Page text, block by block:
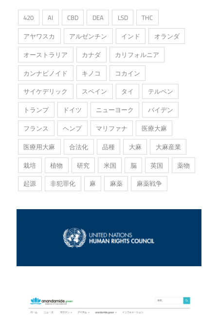
420 AI CBD DEA LSD
THC
アヤワスカ
アルゼンチン インド
オランダ
オーストラリア
カナダ
カリフォルニア
カンナビノイド
キノコ
コカイン
サイケデリック
スペイン タイ
テルペン
トランプ
ドイツ ニューヨーク
バイデン
フランス
ヘンプ マリファナ
医療大麻
医療用大麻
合法化 品種 大麻
大麻産業
栽培
植物 研究 米国 脳 英国
薬物
起源
非犯罪化 麻 麻薬 麻薬戦争